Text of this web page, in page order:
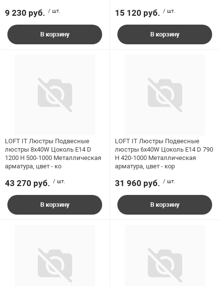
9 230 руб. / шт.
В корзину
15 120 руб. / шт.
В корзину
LOFT IT Люстры Подвесные
люстры 8x40W Цоколь E14 D
1200 H 500-1000 Металлическая
арматура, цвет - ко
43 270 руб. / шт.
В корзину
LOFT IT Люстры Подвесные
люстры 6x40W Цоколь E14 D 790
H 420-1000 Металлическая
арматура, цвет - кор
31 960 руб. / шт.
В корзину